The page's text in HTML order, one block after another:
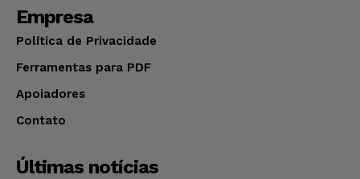
Empresa
Política de Privacidade
Ferramentas para PDF
Apoiadores
Contato
Últimas notícias